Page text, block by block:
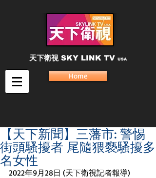
天下衛視 SKY LINK TV USA
Home
【天下新聞】三藩市: 警惕
街頭騷擾者 尾隨猥褻騷擾多
名女性
2022年9月28日 (天下衛視記者報導)